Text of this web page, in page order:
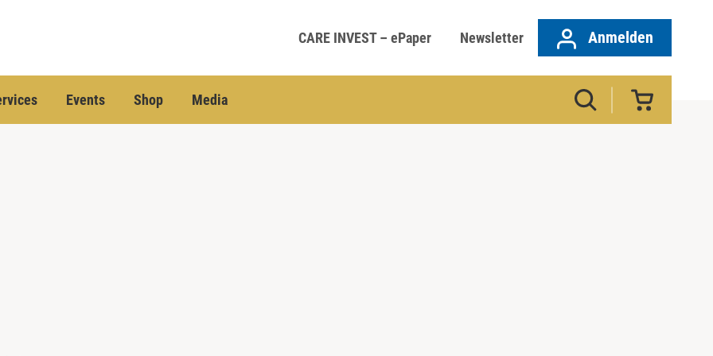
CARE INVEST – ePaper Newsletter Anmelden
Events Shop Media